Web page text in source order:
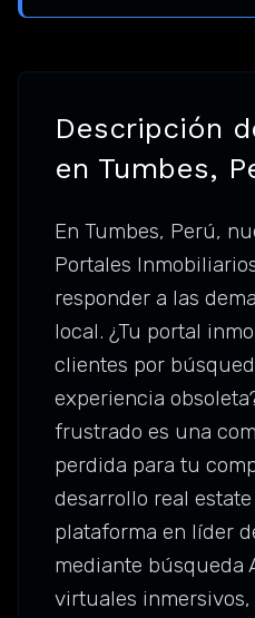
Descripción
en Tumbes,
En Tumbes, Perú,
Portales
responder a las
local. ¿Tu portal
clientes por
experiencia
frustrado es una
perdida para tu
desarrollo real
plataforma en líder
mediante búsqueda
virtuales